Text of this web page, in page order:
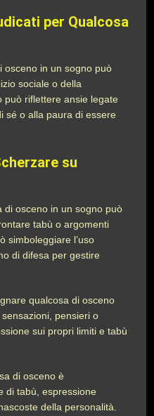
per Qualcosa
osceno in un sogno può
sociale o della
può riflettere ansie legate
sé o alla paura di essere
su
di osceno in un sogno può
tabù o argomenti
simboleggiare l’uso
di difesa per gestire
qualcosa di osceno
pensieri o
sui propri limiti e tabù
di osceno è
di tabù, espressione
della personalità.